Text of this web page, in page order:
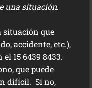
una situación.
situación que
accidente, etc.),
15 6439 8433.
que puede
difícil. Si no,